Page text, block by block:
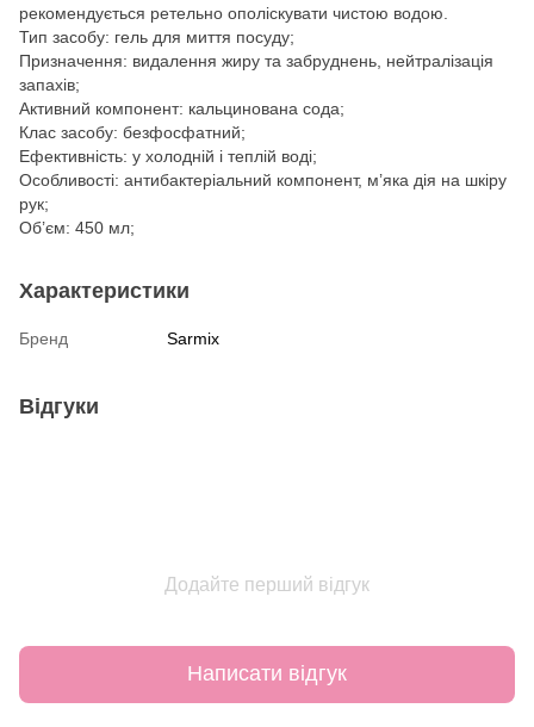
рекомендується ретельно ополіскувати чистою водою.
Тип засобу: гель для миття посуду;
Призначення: видалення жиру та забруднень, нейтралізація
запахів;
Активний компонент: кальцинована сода;
Клас засобу: безфосфатний;
Ефективність: у холодній і теплій воді;
Особливості: антибактеріальний компонент, м’яка дія на шкіру
рук;
Об’єм: 450 мл;
Характеристики
Бренд Sarmix
Відгуки
Додайте перший відгук
Написати відгук